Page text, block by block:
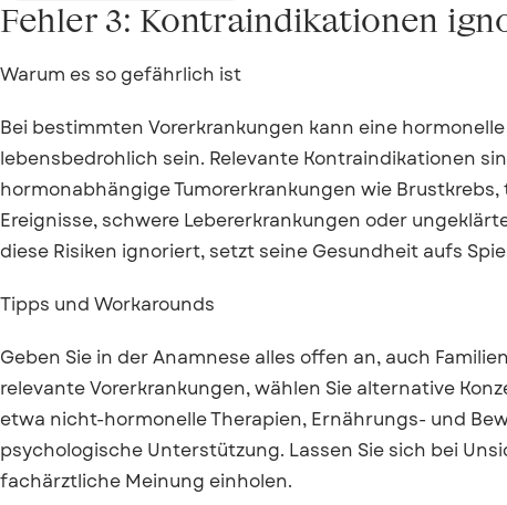
Fehler 3: Kontraindikationen
Warum es so gefährlich ist
Bei bestimmten Vorerkrankungen kann eine
lebensbedrohlich sein. Relevante Kontraindikationen
hormonabhängige Tumorerkrankungen wie
Ereignisse, schwere Lebererkrankungen oder
diese Risiken ignoriert, setzt seine Gesundheit aufs
Tipps und Workarounds
Geben Sie in der Anamnese alles offen an, auch
relevante Vorerkrankungen, wählen Sie alternative
etwa nicht-hormonelle Therapien, Ernährungs- und
psychologische Unterstützung. Lassen Sie sich bei
fachärztliche Meinung einholen.